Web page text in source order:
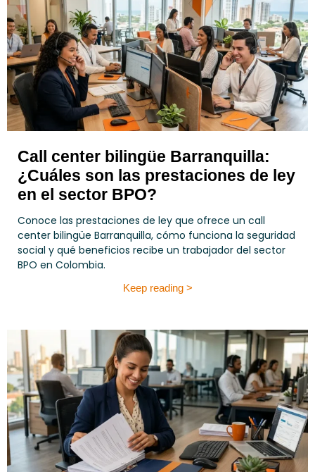
Call center bilingüe Barranquilla:
¿Cuáles son las prestaciones de ley
en el sector BPO?
Conoce las prestaciones de ley que ofrece un call
center bilingüe Barranquilla, cómo funciona la seguridad
social y qué beneficios recibe un trabajador del sector
BPO en Colombia.
Keep reading >